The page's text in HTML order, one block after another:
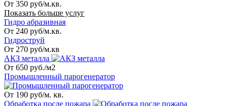
От 350 руб/м.кв.
Показать больше услуг
Гидро абразивная
От 240 руб/м.кв.
Гидроструй
От 270 руб/м.кв
АКЗ металла
От 650 руб./м2
Промышленный парогенератор
От 190 руб/м. кв.
Обработка после пожара